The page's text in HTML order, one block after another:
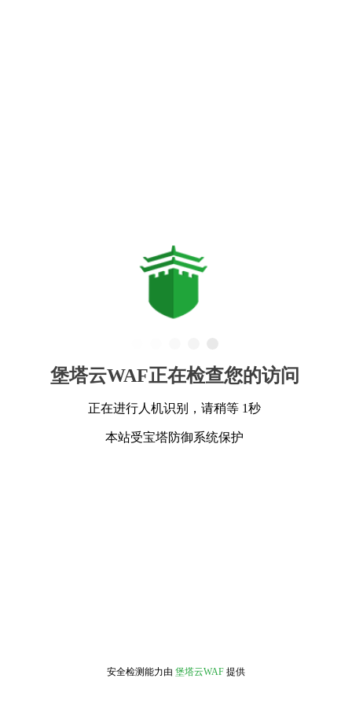
堡塔云WAF正在检查您的访问
正在进行人机识别，请稍等 1秒
本站受宝塔防御系统保护
安全检测能力由 堡塔云WAF 提供